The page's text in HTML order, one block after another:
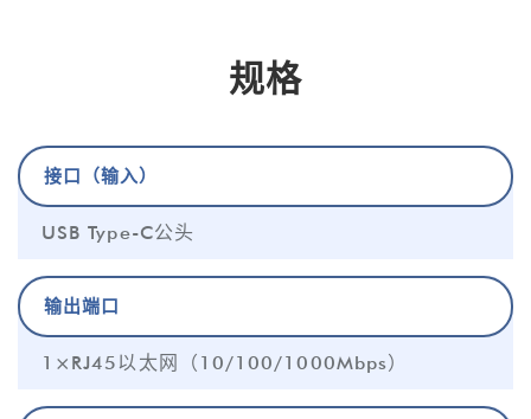
规格
接口（输入）
USB Type-C公头
输出端口
1×RJ45以太网（10/100/1000Mbps）